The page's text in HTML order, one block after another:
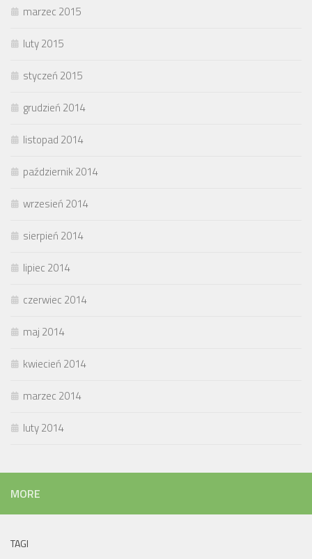
marzec 2015
luty 2015
styczeń 2015
grudzień 2014
listopad 2014
październik 2014
wrzesień 2014
sierpień 2014
lipiec 2014
czerwiec 2014
maj 2014
kwiecień 2014
marzec 2014
luty 2014
MORE
TAGI